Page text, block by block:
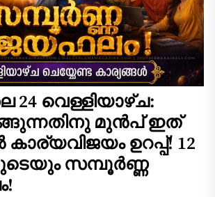
24 വെള്ളിയാഴ്ച:
മുൻപ് ഇത്
ഉറപ്പ്! 12
സമ്പൂർണ്ണ